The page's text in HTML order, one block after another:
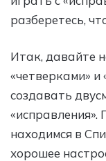
разберетесь,
Итак, давайте
«четверками»
создавать
«исправления».
находимся в
хорошее